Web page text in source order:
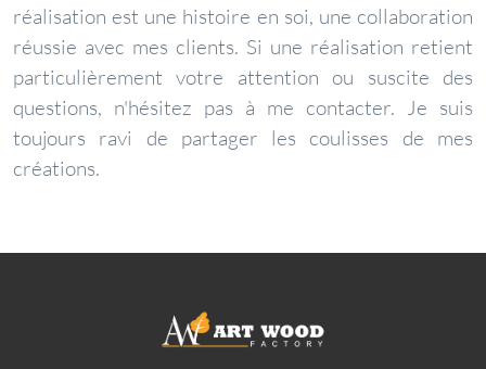
réalisation est une histoire en soi, une collaboration
réussie avec mes clients. Si une réalisation retient
particulièrement votre attention ou suscite des
questions, n'hésitez pas à me contacter. Je suis
toujours ravi de partager les coulisses de mes
créations.